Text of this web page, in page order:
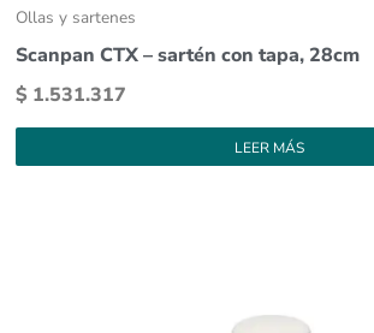
Ollas y sartenes
Scanpan CTX – sartén con tapa, 28cm
$ 1.531.317
LEER MÁS